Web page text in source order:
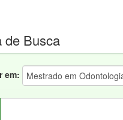
de Busca
em: